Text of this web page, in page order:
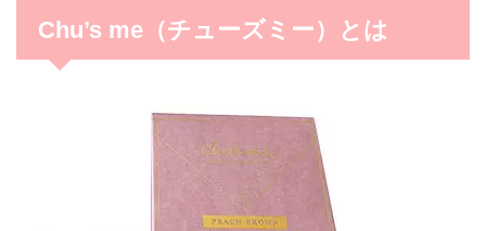
Chu’s me（チューズミー）とは